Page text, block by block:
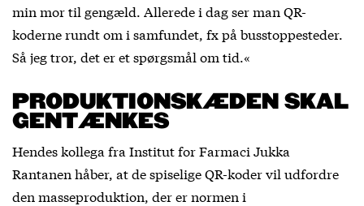
min mor til gengæld. Allerede i dag ser man QR-
koderne rundt om i samfundet, fx på busstoppesteder.
Så jeg tror, det er et spørgsmål om tid.«
PRODUKTIONSKÆDEN SKAL
GENTÆNKES
Hendes kollega fra Institut for Farmaci Jukka
Rantanen håber, at de spiselige QR-koder vil udfordre
den masseproduktion, der er normen i